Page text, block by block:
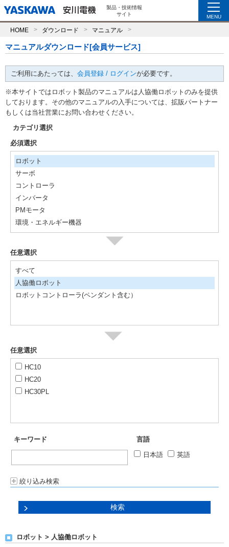
製品・技術情報
サイト
MENU
HOME ダウンロード マニュアル
マニュアルダウンロード[会員サービス]
ご利用にあたっては、 会員登録 / ログインが必要です。
※本サイトではロボット製品のマニュアルは人協働ロボットのみを提供
しております。その他のマニュアルの入手については、拡販パートナー
もしくは当社営業にお問い合わせください。
カテゴリ選択
必須選択
ロボット
サーボ
コントローラ
インバータ
PMモータ
環境・エネルギー機器
任意選択
すべて
人協働ロボット
ロボットコントローラ(ペンダント含む）
任意選択
HC10
HC20
HC30PL
キーワード
言語
日本語
英語
絞り込み検索
ロボット > 人協働ロボット